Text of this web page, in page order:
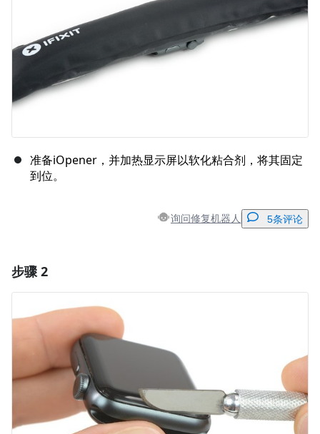
准备iOpener，并加热显示屏以软化粘合剂，将其固定
到位。
询问修复机器人 5条评论
添加评论
步骤 2